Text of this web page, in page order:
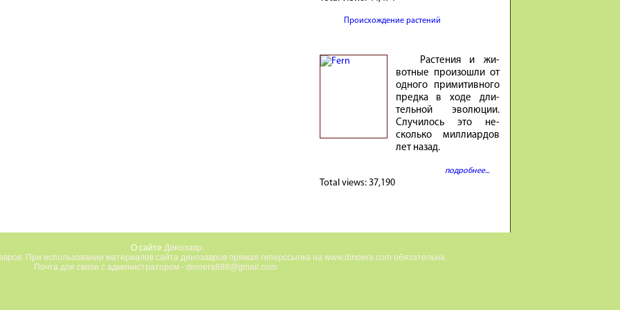
Происхождение растений
Расте­ния и жи­
вотные про­изошли от
од­ного при­ми­тив­ного
предка в ходе дли­
тель­ной эволю­ции.
Случи­лось это не­
сколько милли­ар­дов
лет на­зад.
подробнее...
Total views: 37,190
О сайте Динозавр.
При использовании материалов сайта динозавров прямая гиперссылка на www.dinoera.com обязательна.
Почта для связи с администратором - dinoera888@gmail.com